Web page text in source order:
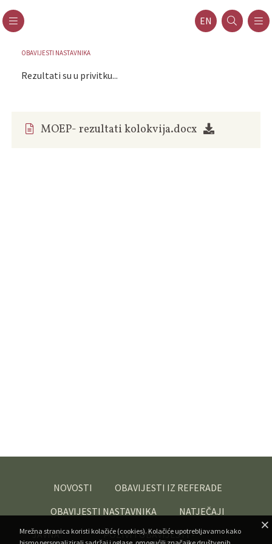
EN
OBAVIJESTI NASTAVNIKA
Rezultati su u privitku...
MOEP- rezultati kolokvija.docx
NOVOSTI
OBAVIJESTI IZ REFERADE
OBAVIJESTI NASTAVNIKA
NATJEČAJI
JAVNA
POZIVI I OBAVIJESTI -
Mrežna stranica koristi kolačiće (cookies). Kolačiće upotrebljavamo kako